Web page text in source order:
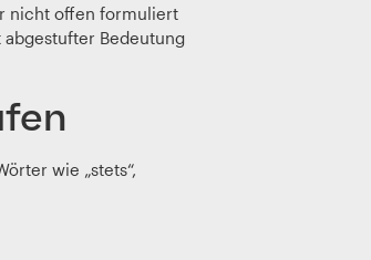
nicht offen formuliert
Bedeutung
wie „stets“,